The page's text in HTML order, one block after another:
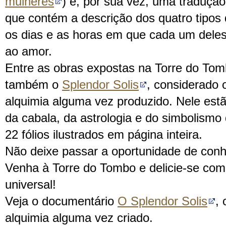
que contém a descrição dos quatro tipos
os dias e as horas em que cada um
ao amor.
Entre as obras expostas na Torre do
também o Splendor Solis
, considerado
alquimia alguma vez produzido. Nele
da cabala, da astrologia e do
22 fólios ilustrados em página inteira.
Não deixe passar a oportunidade de
Venha à Torre do Tombo e delicie-se
universal!
Veja o documentário O Splendor Solis
,
alquimia alguma vez criado.